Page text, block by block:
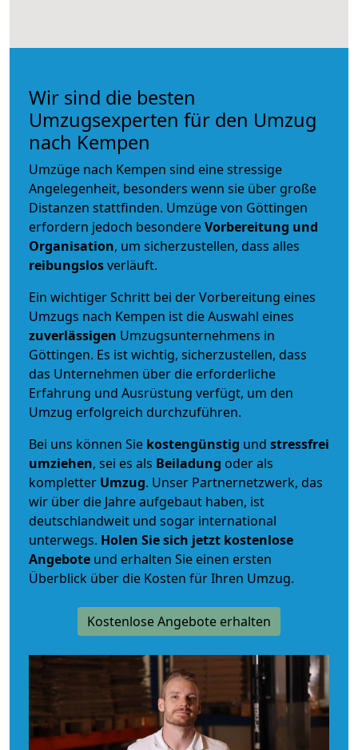
Wir sind die besten
Umzugsexperten für den Umzug
nach Kempen
Umzüge nach Kempen sind eine stressige
Angelegenheit, besonders wenn sie über große
Distanzen stattfinden. Umzüge von Göttingen
erfordern jedoch besondereVorbereitung und
Organisation, um sicherzustellen, dass alles
reibungslosverläuft.
Ein wichtiger Schritt bei der Vorbereitung eines
Umzugs nach Kempen ist die Auswahl eines
zuverlässigen Umzugsunternehmens in
Göttingen. Es ist wichtig, sicherzustellen, dass
das Unternehmen über die erforderliche
Erfahrung und Ausrüstung verfügt, um den
Umzug erfolgreich durchzuführen.
Bei uns können Sie kostengünstig und stressfrei
umziehen, sei es als Beiladung oder als
kompletter Umzug. Unser Partnernetzwerk, das
wir über die Jahre aufgebaut haben, ist
deutschlandweit und sogar international
unterwegs. Holen Sie sich jetzt kostenlose
Angebote und erhalten Sie einen ersten
Überblick über die Kosten für Ihren Umzug.
Kostenlose Angebote erhalten